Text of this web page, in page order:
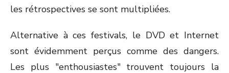
les rétrospectives se sont multipliées.
Alternative à ces festivals, le DVD et Internet
sont évidemment perçus comme des dangers.
Les plus "enthousiastes" trouvent toujours la